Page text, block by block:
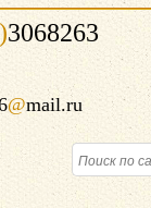
3068263
@mail.ru